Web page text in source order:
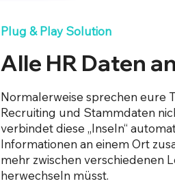
Plug & Play Solution
Alle HR Daten
Normalerweise sprechen eure
Recruiting und Stammdaten
verbindet diese „Inseln“
Informationen an einem Ort
mehr zwischen verschiedenen
herwechseln müsst.